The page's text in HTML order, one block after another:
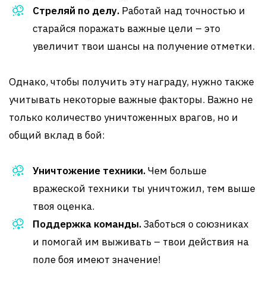
Стреляй по делу. Работай над точностью и
старайся поражать важные цели – это
увеличит твои шансы на получение отметки.
Однако, чтобы получить эту награду, нужно также
учитывать некоторые важные факторы. Важно не
только количество уничтоженных врагов, но и
общий вклад в бой:
Уничтожение техники.Чем больше
вражеской техники ты уничтожил, тем выше
твоя оценка.
Поддержка команды.Заботься о союзниках
и помогай им выживать – твои действия на
поле боя имеют значение!